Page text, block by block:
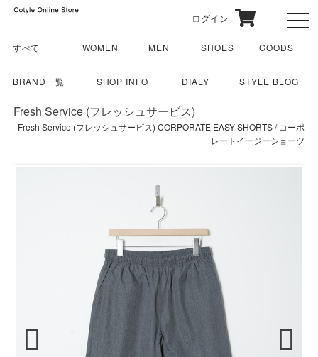
ログイン
すべて WOMEN MEN SHOES GOODS
BRAND一覧 SHOP INFO DIALY STYLE BLOG
Fresh Service (フレッシュサービス)
Fresh Service (フレッシュサービス) CORPORATE EASY SHORTS / コーポ
レートイージーショーツ